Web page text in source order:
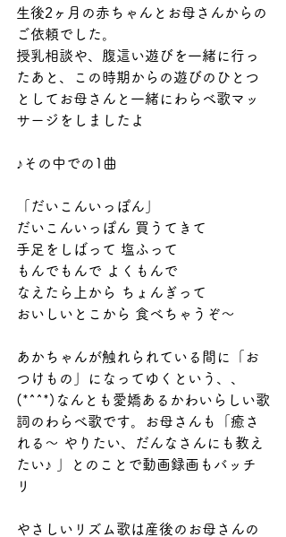
生後2ヶ月の赤ちゃんとお母さんからの
ご依頼でした。
授乳相談や、腹這い遊びを一緒に行っ
たあと、この時期からの遊びのひとつ
としてお母さんと一緒にわらべ歌マッ
サージをしましたよ
♪その中での1曲
「だいこんいっぽん」
だいこんいっぽん 買うてきて
手足をしばって 塩ふって
もんでもんで よくもんで
なえたら上から ちょんぎって
おいしいとこから 食べちゃうぞ～
あかちゃんが触れられている間に「お
つけもの」になってゆくという、、
(*^^*)なんとも愛嬌あるかわいらしい歌
詞のわらべ歌です。お母さんも「癒さ
れる～ やりたい、だんなさんにも教え
たい♪ 」とのことで動画録画もバッチ
リ
やさしいリズム歌は産後のお母さんの